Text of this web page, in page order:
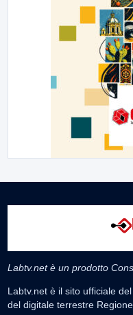
Labtv.net è un prodotto
Labtv.net è il sito ufficiale
del digitale terrestre